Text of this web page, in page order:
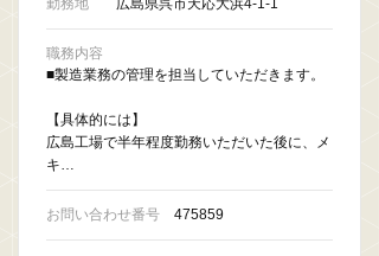
勤務地 広島県呉市天応大浜4-1-1
職務内容
■製造業務の管理を担当していただきます。
【具体的には】
広島工場で半年程度勤務いただいた後に、メ
キ…
お問い合わせ番号 475859